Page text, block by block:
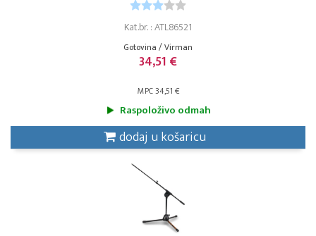
Kat.br. : ATL86521
Gotovina / Virman
34,51 €
MPC 34,51 €
Raspoloživo odmah
dodaj u košaricu